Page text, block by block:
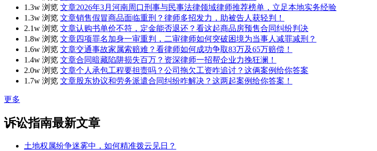
1.3w 浏览 文章2026年3月河南周口刑事与民事法律领域律师推荐榜单，立足本地实务经验
1.3w 浏览 文章销售假冒商品面临重刑？律师多招发力，助被告人获轻判！
2.1w 浏览 文章认购书单价不符，定金能否退还？看这起商品房预售合同纠纷判决
1.8w 浏览 文章四项罪名加身一审重判，二审律师如何突破困境为当事人减罪减刑？
1.6w 浏览 文章交通事故家属索赔难？看律师如何成功争取83万及65万赔偿！
1.4w 浏览 文章合同暗藏陷阱损失百万？资深律师一招帮企业力挽狂澜！
2.0w 浏览 文章个人承包工程要担责吗？公司拖欠工资咋追讨？这俩案例给你答案
1.7w 浏览 文章股东协议和劳务派遣合同纠纷咋解决？这两起案例给你答案！
更多
诉讼指南最新文章
土地权属纷争迷雾中，如何精准拨云见日？